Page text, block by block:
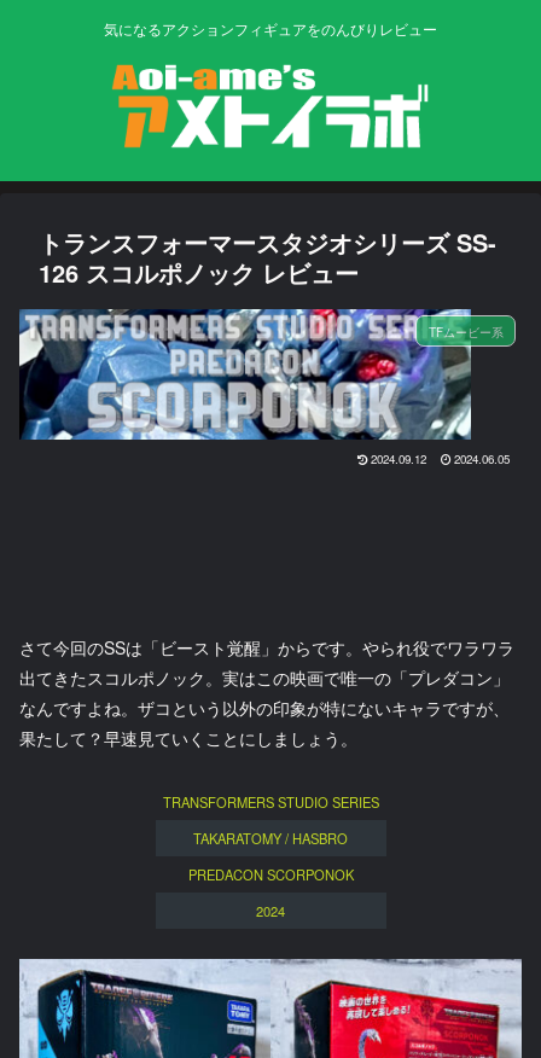
気になるアクションフィギュアをのんびりレビュー
トランスフォーマースタジオシリーズ SS-
126 スコルポノック レビュー
TFムービー系
2024.09.12 2024.06.05
さて今回のSSは「ビースト覚醒」からです。やられ役でワラワラ
出てきたスコルポノック。実はこの映画で唯一の「プレダコン」
なんですよね。ザコという以外の印象が特にないキャラですが、
果たして？早速見ていくことにしましょう。
TRANSFORMERS STUDIO SERIES
TAKARATOMY / HASBRO
PREDACON SCORPONOK
2024